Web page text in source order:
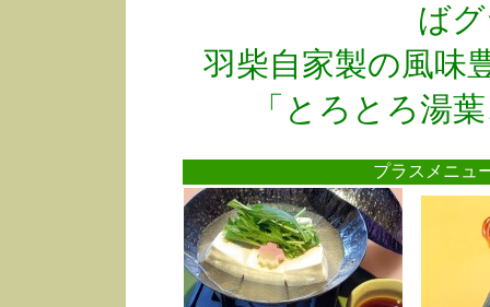
ば
羽柴自家製の風味
「とろとろ湯
プラスメニ